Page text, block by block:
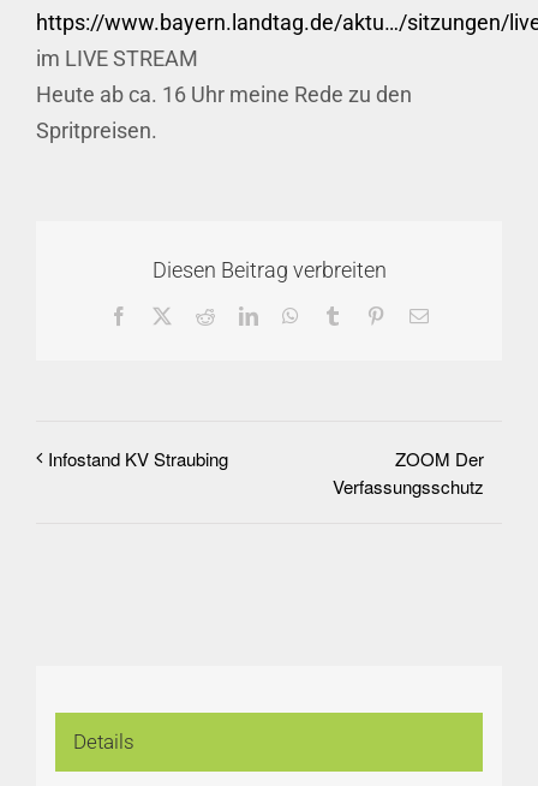
https://www.bayern.landtag.de/aktu…/sitzungen/
im LIVE STREAM
Heute ab ca. 16 Uhr meine Rede zu den
Spritpreisen.
Diesen Beitrag verbreiten
Facebook RedditLinkedInWhatsApp
Tumblr Pinterest
E-
Infostand KV Straubing
ZOOM Der
Verfassungsschutz
Details